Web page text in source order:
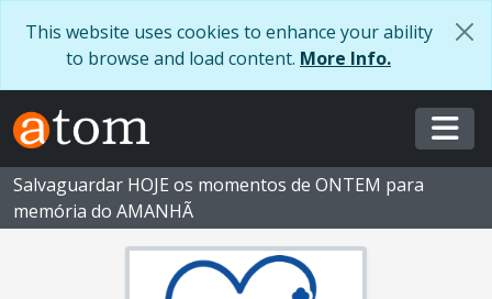
This website uses cookies to enhance your ability
to browse and load content. More Info.
Salvaguardar HOJE os momentos de ONTEM para
memória do AMANHÃ